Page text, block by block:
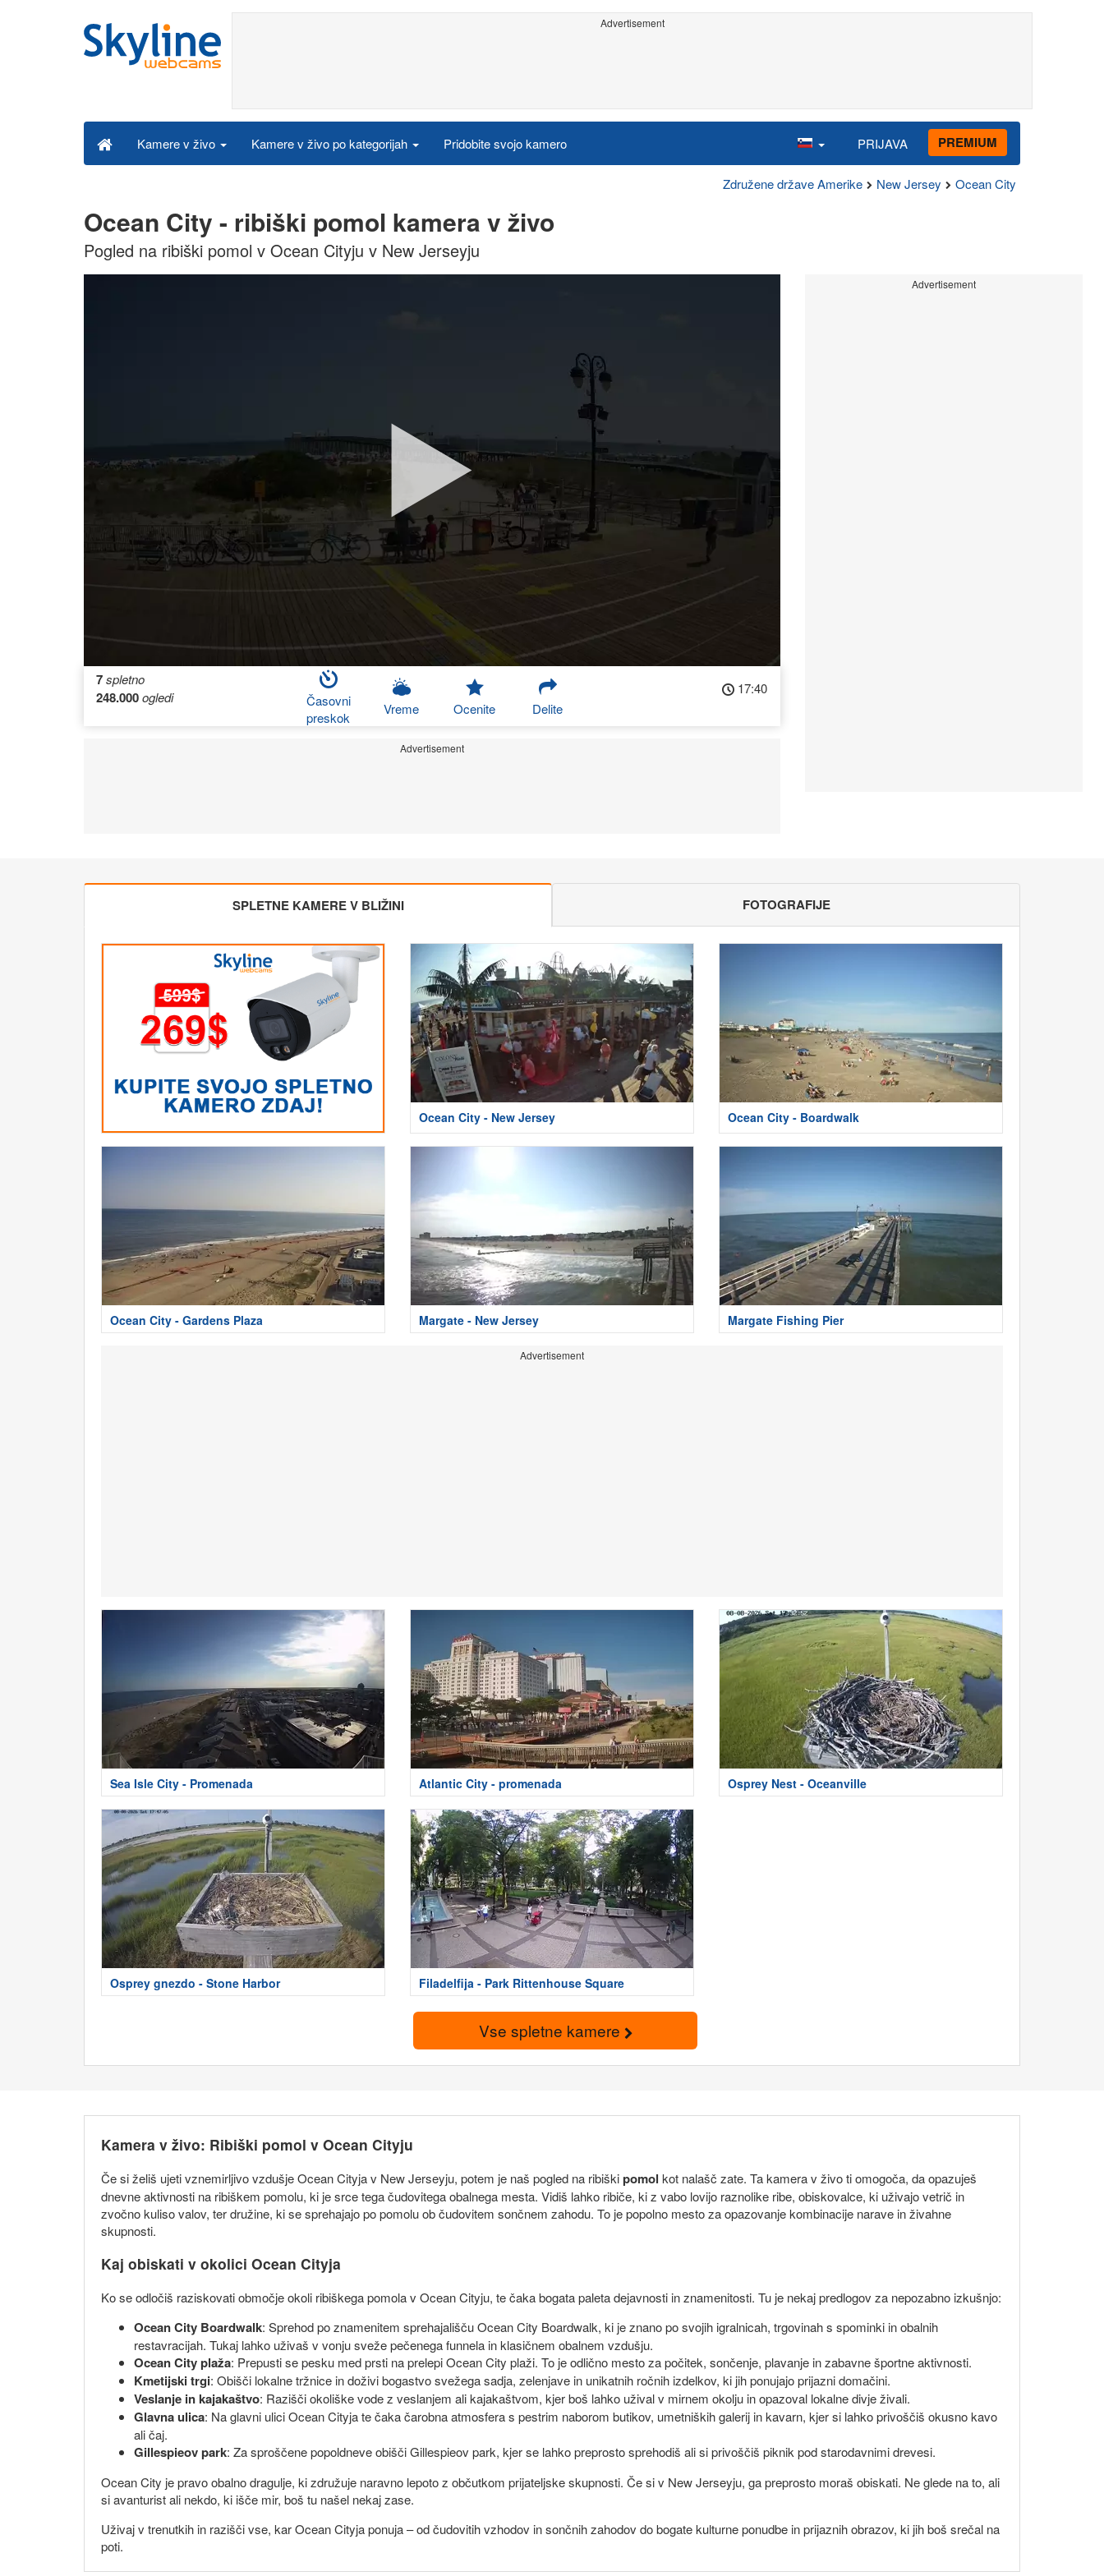
Advertisement
Kamere v živo Kamere v živo po kategorijah Pridobite svojo kamero PRIJAVA PREMIUM
Združene države Amerike New Jersey Ocean City
Ocean City - ribiški pomol kamera v živo
Pogled na ribiški pomol v Ocean Cityju v New Jerseyju
7spletno
248.000ogledi
Časovni
preskok
Vreme Ocenite Delite
17:40
Advertisement
Advertisement
SPLETNE KAMERE V BLIŽINI FOTOGRAFIJE
Ocean City - New Jersey Ocean City - Boardwalk
Ocean City - Gardens Plaza Margate - New Jersey Margate Fishing Pier
Advertisement
Sea Isle City - Promenada Atlantic City - promenada Osprey Nest - Oceanville
Osprey gnezdo - Stone Harbor Filadelfija - Park Rittenhouse Square
Vse spletne kamere
Kamera v živo: Ribiški pomol v Ocean Cityju
Če si želiš ujeti vznemirljivo vzdušje Ocean Cityja v New Jerseyju, potem je naš pogled na ribiškipomol kot nalašč zate. Ta kamera v živo ti omogoča, da opazuješ
dnevne aktivnosti na ribiškem pomolu, ki je srce tega čudovitega obalnega mesta. Vidiš lahko ribiče, ki z vabo lovijo raznolike ribe, obiskovalce, ki uživajo vetrič in
zvočno kuliso valov, ter družine, ki se sprehajajo po pomolu ob čudovitem sončnem zahodu. To je popolno mesto za opazovanje kombinacije narave in živahne
skupnosti.
Kaj obiskati v okolici Ocean Cityja
Ko se odločiš raziskovati območje okoli ribiškega pomola v Ocean Cityju, te čaka bogata paleta dejavnosti in znamenitosti. Tu je nekaj predlogov za nepozabno izkušnjo:
Ocean City Boardwalk: Sprehod po znamenitem sprehajališču Ocean City Boardwalk, ki je znano po svojih igralnicah, trgovinah s spominki in obalnih
restavracijah. Tukaj lahko uživaš v vonju sveže pečenega funnela in klasičnem obalnem vzdušju.
Ocean City plaža: Prepusti se pesku med prsti na prelepi Ocean City plaži. To je odlično mesto za počitek, sončenje, plavanje in zabavne športne aktivnosti.
Kmetijski trgi: Obišči lokalne tržnice in doživi bogastvo svežega sadja, zelenjave in unikatnih ročnih izdelkov, ki jih ponujajo prijazni domačini.
Veslanje in kajakaštvo: Razišči okoliške vode z veslanjem ali kajakaštvom, kjer boš lahko užival v mirnem okolju in opazoval lokalne divje živali.
Glavna ulica: Na glavni ulici Ocean Cityja te čaka čarobna atmosfera s pestrim naborom butikov, umetniških galerij in kavarn, kjer si lahko privoščiš okusno kavo
ali čaj.
Gillespieov park: Za sproščene popoldneve obišči Gillespieov park, kjer se lahko preprosto sprehodiš ali si privoščiš piknik pod starodavnimi drevesi.
Ocean City je pravo obalno dragulje, ki združuje naravno lepoto z občutkom prijateljske skupnosti. Če si v New Jerseyju, ga preprosto moraš obiskati. Ne glede na to, ali
si avanturist ali nekdo, ki išče mir, boš tu našel nekaj zase.
Uživaj v trenutkih in razišči vse, kar Ocean Cityja ponuja – od čudovitih vzhodov in sončnih zahodov do bogate kulturne ponudbe in prijaznih obrazov, ki jih boš srečal na
poti.